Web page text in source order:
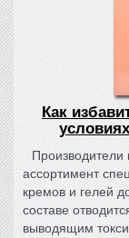
Как
Производители
ассортимент
кремов и гелей
составе
выводящим